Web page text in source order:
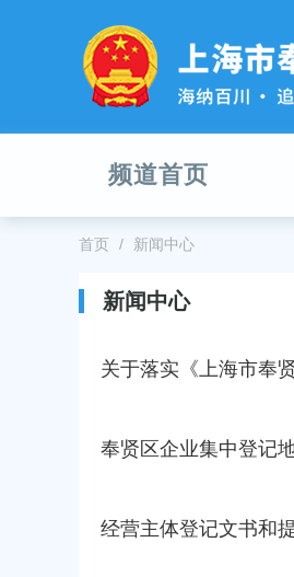
到
频道首页
首页 新闻中心
新闻中心
关于落实《上海市奉
奉贤区企业集中登记
经营主体登记文书和